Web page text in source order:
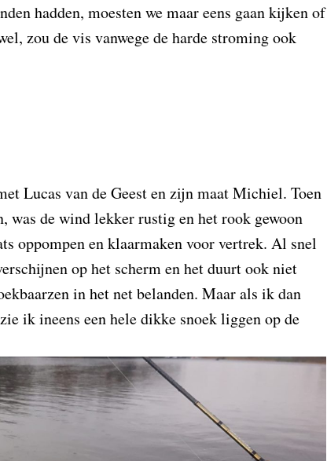
hadden, moesten we maar eens gaan kijken of
zou de vis vanwege de harde stroming ook
Lucas van de Geest en zijn maat Michiel. Toen
was de wind lekker rustig en het rook gewoon
oppompen en klaarmaken voor vertrek. Al snel
op het scherm en het duurt ook niet
in het net belanden. Maar als ik dan
ik ineens een hele dikke snoek liggen op de